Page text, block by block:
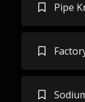
Pipe